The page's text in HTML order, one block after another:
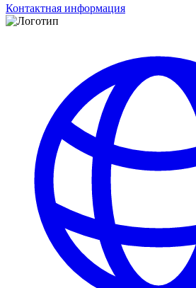
Контактная информация